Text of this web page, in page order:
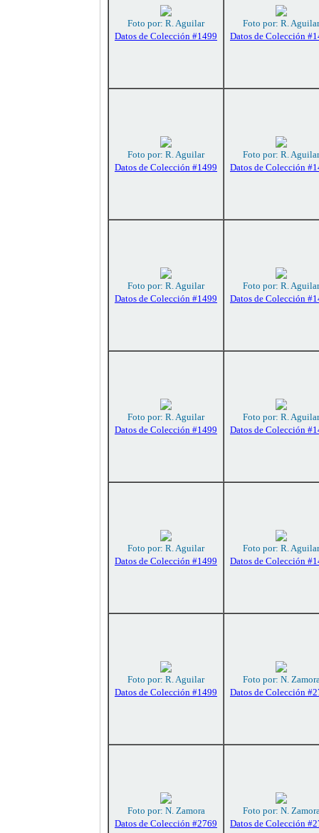
Foto por: R. Aguilar
Datos de Colección #1499
Foto por: R. Aguilar
Datos de Colección
Foto por: R. Aguilar
Datos de Colección #1499
Foto por: R. Aguilar
Datos de Colección
Foto por: R. Aguilar
Datos de Colección #1499
Foto por: R. Aguilar
Datos de Colección
Foto por: R. Aguilar
Datos de Colección #1499
Foto por: R. Aguilar
Datos de Colección
Foto por: R. Aguilar
Datos de Colección #1499
Foto por: R. Aguilar
Datos de Colección
Foto por: R. Aguilar
Datos de Colección #1499
Foto por: N.
Datos de Colección
Foto por: N. Zamora
Datos de Colección #2769
Foto por: N.
Datos de Colección